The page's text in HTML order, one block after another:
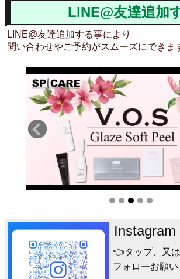
LINE@友達追加
LINE@友達追加する事により
問い合わせやご予約がスムーズにできま
Instagram
👈タップ、又
フォローお願